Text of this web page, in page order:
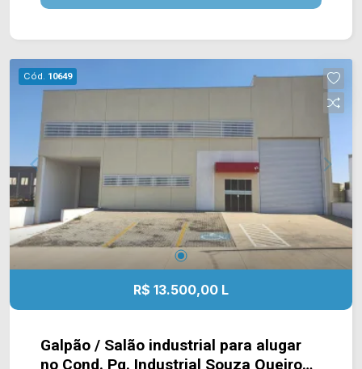
Francisco Teixeira Martins, Estrada da Balsa e Av.
equipe da Arbix Imóveis e agende a sua visita!!
WhatsApp e Telefone: (19) 3475-4546 ARBIX
Cód. 10649
R$ 13.500,00 L
Galpão / Salão industrial para alugar
no Cond. Pq. Industrial Souza Queiroz